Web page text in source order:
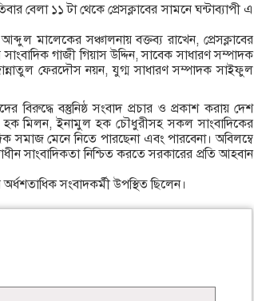
বেলা ১১ টা থেকে প্রেসক্লাবের সামনে ঘন্টাব্যাপী এ
মালেকের সঞ্চালনায় বক্তব্য রাখেন, প্রেসক্লাবের
গাজী গিয়াস উদ্দিন, সাবেক সাধারণ সম্পাদক
ফেরদৌস নয়ন, যুগ্ম সাধারণ সম্পাদক সাইফুল
বিরুদ্ধে বস্তুনিষ্ঠ সংবাদ প্রচার ও প্রকাশ করায় দেশ
হক মিলন, ইনামুল হক চৌধুরীসহ সকল সাংবাদিকের
সমাজ মেনে নিতে পারছেনা এবং পারবেনা। অবিলম্বে
সাংবাদিকতা নিশ্চিত করতে সরকারের প্রতি আহবান
সংবাদকর্মী উপস্থিত ছিলেন।